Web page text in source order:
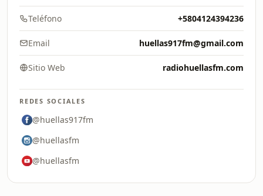
Teléfono +5804124394236
Email huellas917fm@gmail.com
Sitio Web radiohuellasfm.com
REDES SOCIALES
@huellas917fm
@huellasfm
@huellasfm